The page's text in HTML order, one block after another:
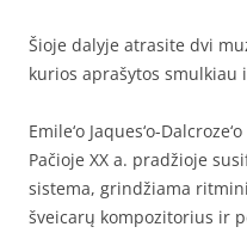
Šioje dalyje atrasite dvi
kurios aprašytos smulkiau
Emile‘o Jaques‘o-
Pačioje XX a. pradžioje
sistema, grindžiama
šveicarų kompozitorius ir